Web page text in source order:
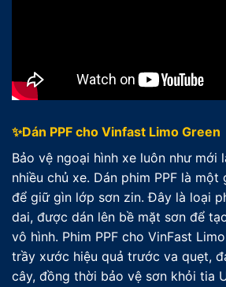
✨Dán PPF cho Vinfast Limo Green
Bảo vệ ngoại hình xe luôn như mới
nhiều chủ xe. Dán phim PPF là một
để giữ gìn lớp sơn zin. Đây là loại
dai, được dán lên bề mặt sơn để
vô hình. Phim PPF cho VinFast
trầy xước hiệu quả trước va quẹt,
cây, đồng thời bảo vệ sơn khỏi tia